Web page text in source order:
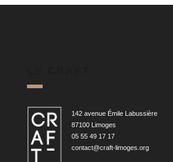
142 avenue Émile Labussière
87100 Limoges
05 55 49 17 17
contact@craft-limoges.org